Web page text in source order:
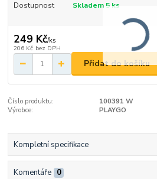
Dostupnost Skladem 5 ks
249 Kč/ks
206 Kč bez DPH
Přidat do košíku
Číslo produktu:
100391 W
Výrobce:
PLAYGO
Kompletní specifikace
Komentáře 0